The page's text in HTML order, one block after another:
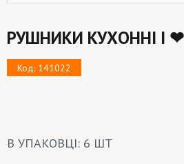
РУШНИКИ КУХОННІ I ❤
Код: 141022
В УПАКОВЦІ: 6 ШТ